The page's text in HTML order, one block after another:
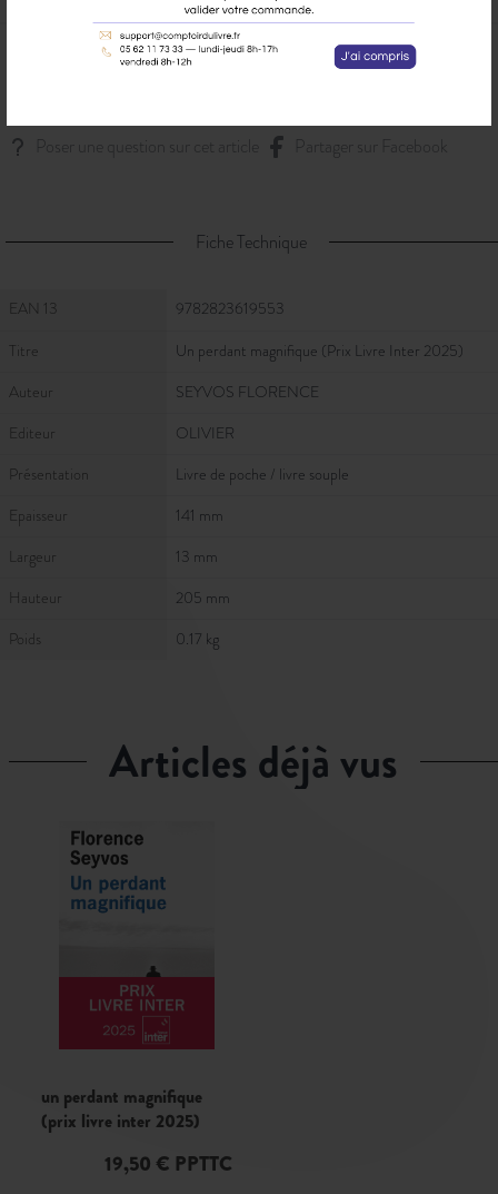
Poser une question sur cet article
Partager sur Facebook
Fiche Technique
Fiche Technique
EAN 13
9782823619553
Titre
Un perdant magnifique (Prix Livre Inter 2025)
Auteur
SEYVOS FLORENCE
Editeur
OLIVIER
Présentation
Livre de poche / livre souple
Epaisseur
141 mm
Largeur
13 mm
Hauteur
205 mm
Poids
0.17 kg
articles déjà vus
un perdant magnifique
(prix livre inter 2025)
19,50 € PPTTC